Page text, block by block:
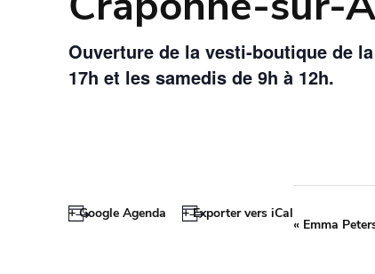
Ouverture de la vesti-boutique de
17h et les samedis de 9h à 12h.
+ Google Agenda + Exporter vers iCal
«Emma